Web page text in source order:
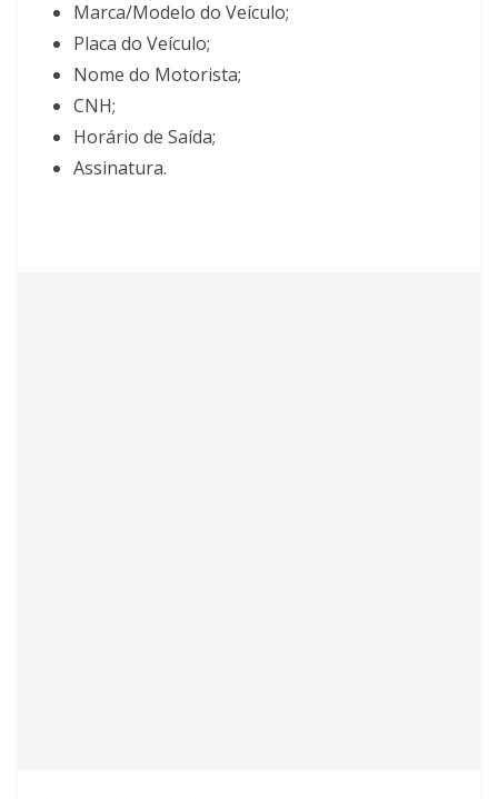
Marca/Modelo do Veículo;
Placa do Veículo;
Nome do Motorista;
CNH;
Horário de Saída;
Assinatura.